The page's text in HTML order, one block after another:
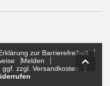
zur Barrierefreiheit
Melden
zzgl. Versandkosten